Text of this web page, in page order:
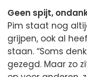
Geen spijt,
Pim staat nog
grijpen, ook al
staan. “Soms
gezegd. Maar zo